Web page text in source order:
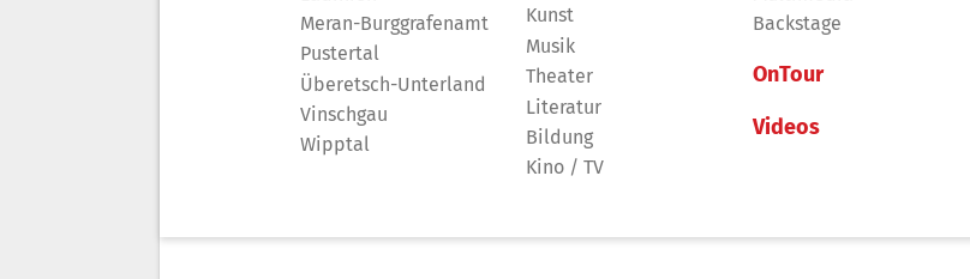
Meran-Burggrafenamt
Pustertal
Überetsch-Unterland
Vinschgau
Wipptal
Kunst
Musik
Theater
Literatur
Bildung
Kino / TV
Backstage
OnTour
Videos